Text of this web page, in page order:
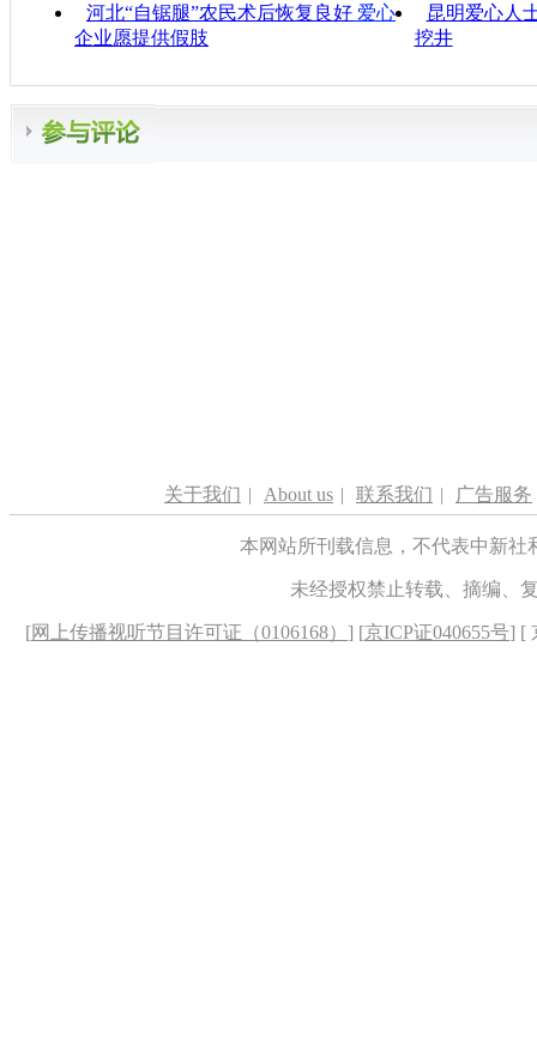
河北“自锯腿”农民术后恢复良好 爱心
企业愿提供假肢
昆明爱心人
挖井
关于我们 | About us | 联系我们 | 广告服务
本网站所刊载信息，不代表中新
未经授权禁止转载、摘编、
[网上传播视听节目许可证（0106168） ] [京ICP证040655号] [